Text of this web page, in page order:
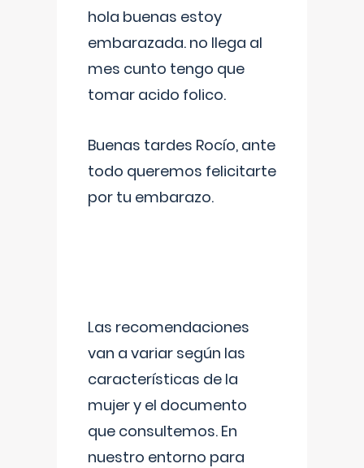
hola buenas estoy
embarazada. no llega al
mes cunto tengo que
tomar acido folico.
Buenas tardes Rocío, ante
todo queremos felicitarte
por tu embarazo.
Las recomendaciones
van a variar según las
características de la
mujer y el documento
que consultemos. En
nuestro entorno para